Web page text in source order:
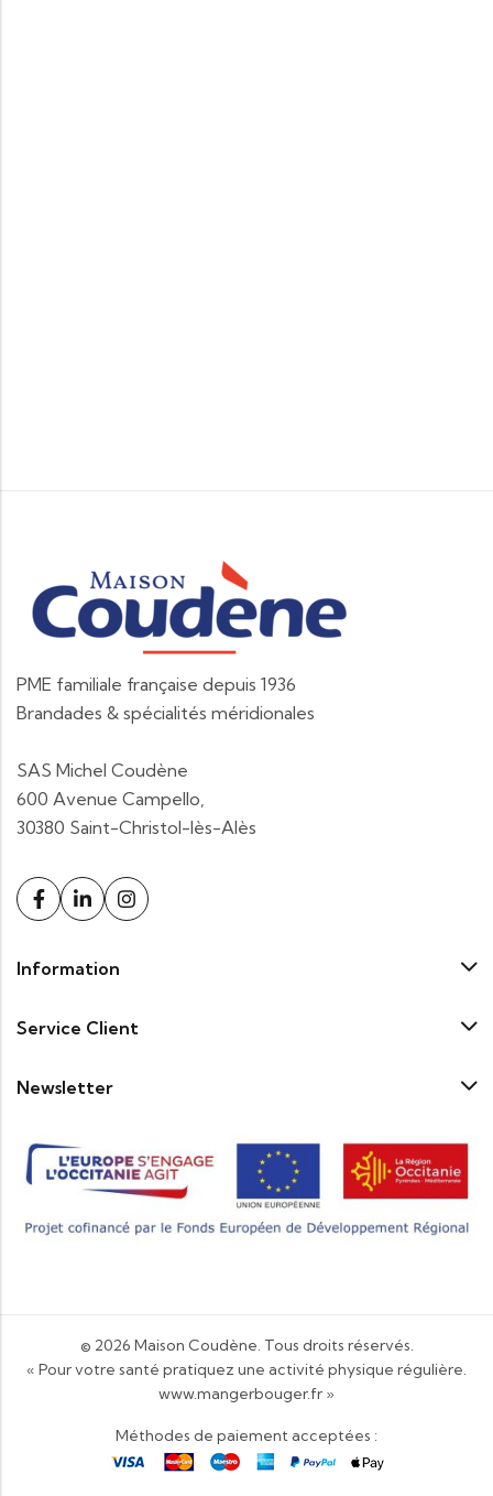
PME familiale française depuis 1936
Brandades & spécialités méridionales
SAS Michel Coudène
600 Avenue Campello,
30380 Saint-Christol-lès-Alès
Information
Service Client
Newsletter
© 2026 Maison Coudène. Tous droits réservés.
« Pour votre santé pratiquez une activité physique régulière.
www.mangerbouger.fr »
Méthodes de paiement acceptées :